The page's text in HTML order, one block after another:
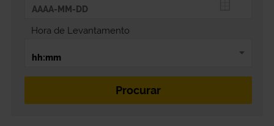
Hora de Levantamento